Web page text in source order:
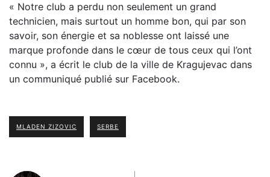
« Notre club a perdu non seulement un grand
technicien, mais surtout un homme bon, qui par son
savoir, son énergie et sa noblesse ont laissé une
marque profonde dans le cœur de tous ceux qui l’ont
connu », a écrit le club de la ville de Kragujevac dans
un communiqué publié sur Facebook.
MLADEN ZIZOVIC SERBE